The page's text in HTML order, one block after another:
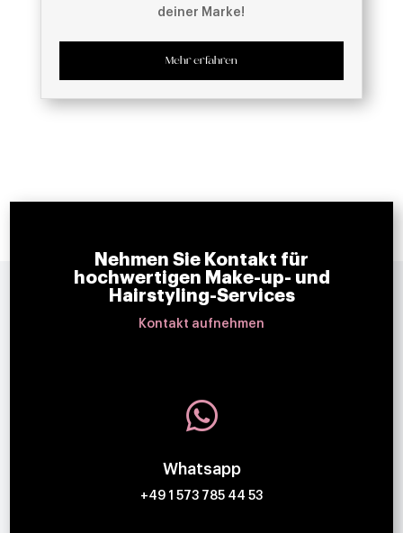
deiner Marke!
Mehr erfahren
Nehmen Sie Kontakt für
hochwertigen Make-up- und
Hairstyling-Services
Kontakt aufnehmen

Whatsapp
+49 1 573 785 44 53